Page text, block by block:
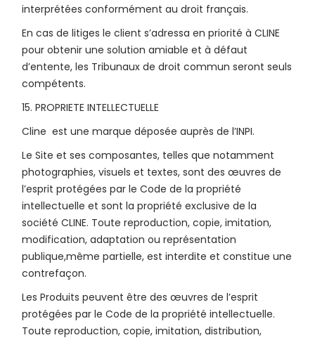
interprétées conformément au droit français.
En cas de litiges le client s’adressa en priorité à CLINE
pour obtenir une solution amiable et à défaut
d’entente, les Tribunaux de droit commun seront seuls
compétents.
15. PROPRIETE INTELLECTUELLE
Cline est une marque déposée auprès de l’INPI.
Le Site et ses composantes, telles que notamment
photographies, visuels et textes, sont des œuvres de
l’esprit protégées par le Code de la propriété
intellectuelle et sont la propriété exclusive de la
société CLINE. Toute reproduction, copie, imitation,
modification, adaptation ou représentation
publique,même partielle, est interdite et constitue une
contrefaçon.
Les Produits peuvent être des œuvres de l’esprit
protégées par le Code de la propriété intellectuelle.
Toute reproduction, copie, imitation, distribution,